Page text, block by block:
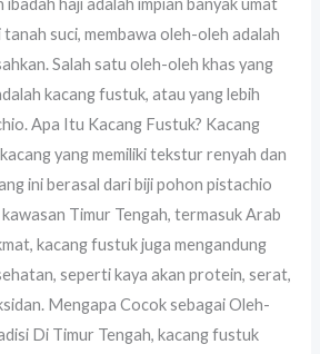
ibadah haji adalah impian banyak umat
tanah suci, membawa oleh-oleh adalah
Salah satu oleh-oleh khas yang
kacang fustuk, atau yang lebih
Apa Itu Kacang Fustuk? Kacang
yang memiliki tekstur renyah dan
ini berasal dari biji pohon pistachio
Timur Tengah, termasuk Arab
kacang fustuk juga mengandung
seperti kaya akan protein, serat,
Mengapa Cocok sebagai Oleh-
Di Timur Tengah, kacang fustuk